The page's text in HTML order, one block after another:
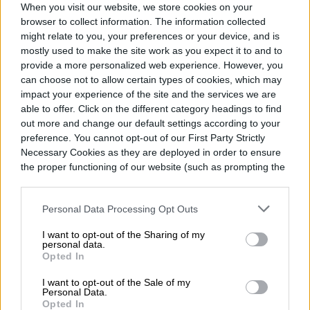
When you visit our website, we store cookies on your
browser to collect information. The information collected
might relate to you, your preferences or your device, and is
mostly used to make the site work as you expect it to and to
provide a more personalized web experience. However, you
can choose not to allow certain types of cookies, which may
impact your experience of the site and the services we are
able to offer. Click on the different category headings to find
out more and change our default settings according to your
preference. You cannot opt-out of our First Party Strictly
Necessary Cookies as they are deployed in order to ensure
the proper functioning of our website (such as prompting the
Personal Data Processing Opt Outs
I want to opt-out of the Sharing of my
personal data.
Opted In
I want to opt-out of the Sale of my
Personal Data.
Opted In
La evolución del añoso sistemaquattro,
ayuda al e-tron a enfrentar una variedad de
terrenos. Lo probamos en las dunas del
desierto deNamibiay en una salar cuya
superficie era casi tan resbaladiza como la
nieve. En las dunas, aplicamos los
principios básicos de la conducción fuera
de carretera (por ejemplo, no detenerse en
una colina empinada) y nunca perdimos